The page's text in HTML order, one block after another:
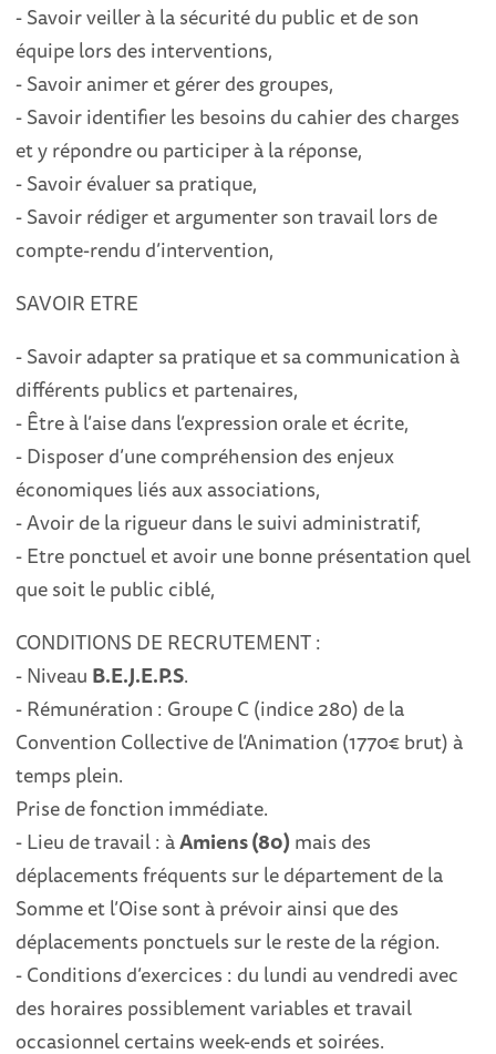
- Savoir veiller à la sécurité du public et de son
équipe lors des interventions,
- Savoir animer et gérer des groupes,
- Savoir identifier les besoins du cahier des charges
et y répondre ou participer à la réponse,
- Savoir évaluer sa pratique,
- Savoir rédiger et argumenter son travail lors de
compte-rendu d’intervention,
SAVOIR ETRE
- Savoir adapter sa pratique et sa communication à
différents publics et partenaires,
- Être à l’aise dans l’expression orale et écrite,
- Disposer d’une compréhension des enjeux
économiques liés aux associations,
- Avoir de la rigueur dans le suivi administratif,
- Etre ponctuel et avoir une bonne présentation quel
que soit le public ciblé,
CONDITIONS DE RECRUTEMENT :
- Niveau B.E.J.E.P.S.
- Rémunération : Groupe C (indice 280) de la
Convention Collective de l’Animation (1770€ brut) à
temps plein.
Prise de fonction immédiate.
- Lieu de travail : àAmiens (80) mais des
déplacements fréquents sur le département de la
Somme et l’Oise sont à prévoir ainsi que des
déplacements ponctuels sur le reste de la région.
- Conditions d’exercices : du lundi au vendredi avec
des horaires possiblement variables et travail
occasionnel certains week-ends et soirées.